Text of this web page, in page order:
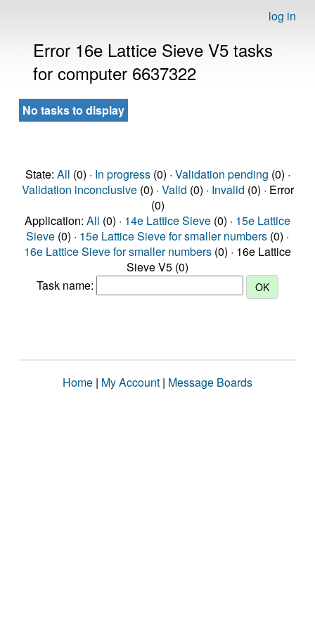
log in
Error 16e Lattice Sieve V5 tasks
for computer 6637322
No tasks to display
State: All (0) · In progress(0) · Validation pending (0) ·
Validation inconclusive(0) · Valid (0) · Invalid (0) · Error
(0)
Application: All (0) · 14e Lattice Sieve (0) · 15e Lattice
Sieve (0) · 15e Lattice Sieve for smaller numbers (0) ·
16e Lattice Sieve for smaller numbers (0) · 16e Lattice
Sieve V5 (0)
Task name:
Home | My Account | Message Boards